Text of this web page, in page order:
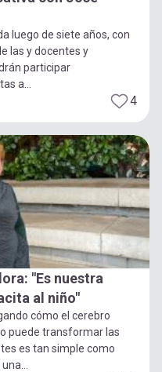
luego de siete años, con
las y docentes y
participar
a...
4
"Es nuestra
al niño"
cómo el cerebro
puede transformar las
es tan simple como